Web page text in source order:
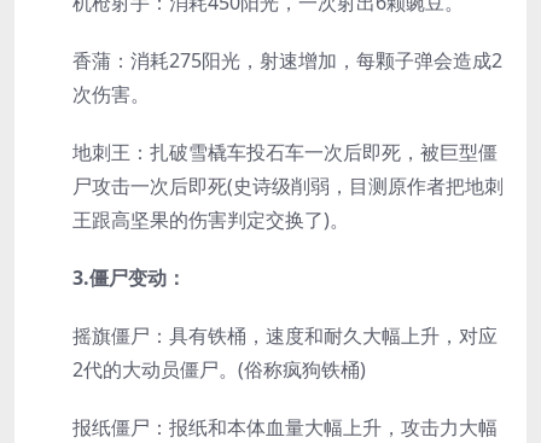
香蒲：消耗275阳光，射速增加，每颗子弹会造成2
次伤害。
地刺王：扎破雪橇车投石车一次后即死，被巨型僵
尸攻击一次后即死(史诗级削弱，目测原作者把地刺
王跟高坚果的伤害判定交换了)。
3.僵尸变动：
摇旗僵尸：具有铁桶，速度和耐久大幅上升，对应
2代的大动员僵尸。(俗称疯狗铁桶)
报纸僵尸：报纸和本体血量大幅上升，攻击力大幅